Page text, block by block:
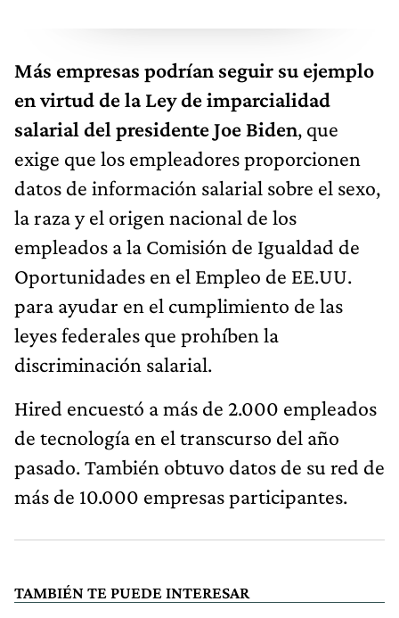
Más empresas podrían seguir su ejemplo
en virtud de la Ley de imparcialidad
salarial del presidente Joe Biden, que
exige que los empleadores proporcionen
datos de información salarial sobre el sexo,
la raza y el origen nacional de los
empleados a la Comisión de Igualdad de
Oportunidades en el Empleo de EE.UU.
para ayudar en el cumplimiento de las
leyes federales que prohíben la
discriminación salarial.
Hired encuestó a más de 2.000 empleados
de tecnología en el transcurso del año
pasado. También obtuvo datos de su red de
más de 10.000 empresas participantes.
TAMBIÉN TE PUEDE INTERESAR